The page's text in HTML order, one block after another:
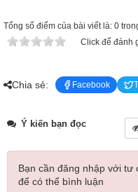
Tổng số điểm của bài viết là: 0
Click để đánh
Chia sẻ: Facebook
Ý kiến bạn đọc
Bạn cần đăng nhập với tư
để có thể bình luận